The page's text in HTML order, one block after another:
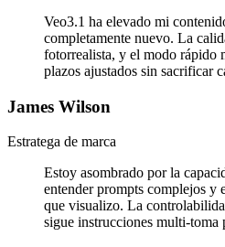
Veo3.1 ha elevado mi
completamente nuevo. La
fotorrealista, y el modo rápido
plazos ajustados sin sacrificar
James Wilson
Estratega de marca
Estoy asombrado por la
entender prompts complejos y
que visualizo. La
sigue instrucciones multi-toma